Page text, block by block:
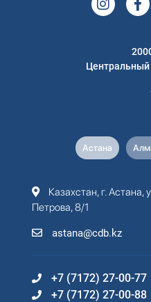
Центральный
Астана
Казахстан, г. Астана,
Петрова, 8/1
astana@cdb.kz
+7 (7172) 27-00-77
+7 (7172) 27-00-88